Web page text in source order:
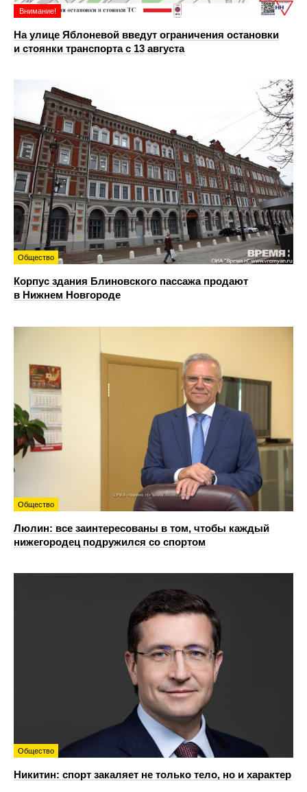
Внимание!
На улице Яблоневой введут ограничения остановки
и стоянки транспорта с 13 августа
Общество
Корпус здания Блиновского пассажа продают
в Нижнем Новгороде
Общество
Люлин: все заинтересованы в том, чтобы каждый
нижегородец подружился со спортом
Общество
Никитин: спорт закаляет не только тело, но и характер